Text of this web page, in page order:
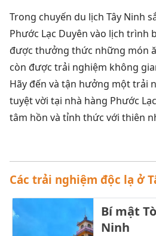
Trong chuyến du lịch Tây Ninh
Phước Lạc Duyên vào lịch trình
được thưởng thức những món
còn được trải nghiệm không
Hãy đến và tận hưởng một trải
tuyệt vời tại nhà hàng Phước
tâm hồn và tỉnh thức với thiên
Các trải nghiệm độc lạ ở
Bí mật
Ninh